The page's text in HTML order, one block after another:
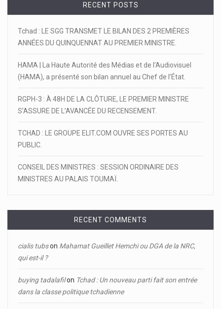
RECENT POSTS
Tchad : LE SGG TRANSMET LE BILAN DES 2 PREMIÈRES
ANNÉES DU QUINQUENNAT AU PREMIER MINISTRE.
HAMA | La Haute Autorité des Médias et de l’Audiovisuel
(HAMA), a présenté son bilan annuel au Chef de l’État.
RGPH-3 : À 48H DE LA CLÔTURE, LE PREMIER MINISTRE
S’ASSURE DE L’AVANCÉE DU RECENSEMENT.
TCHAD : LE GROUPE ELIT.COM OUVRE SES PORTES AU
PUBLIC.
CONSEIL DES MINISTRES : SESSION ORDINAIRE DES
MINISTRES AU PALAIS TOUMAÏ.
RECENT COMMENTS
cialis tubson Mahamat Gueillet Hemchi ou DGA de la NRC,
qui est-il ?
buying tadalafilon Tchad : Un nouveau parti fait son entrée
dans la classe politique tchadienne